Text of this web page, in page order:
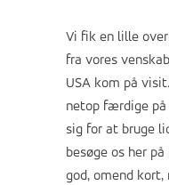
Vi fik en lille
fra vores
USA kom på
netop færdige på
sig for at bruge
besøge os her
god, omend kort,